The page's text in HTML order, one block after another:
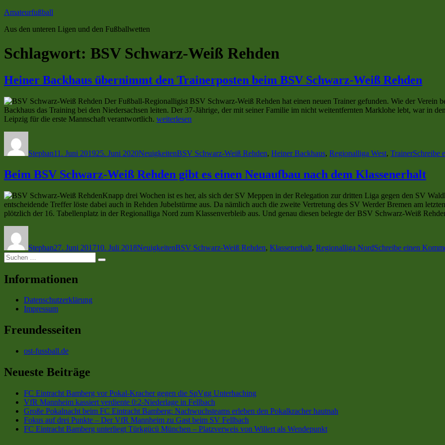
Zum
springen
Amateurfußball
Aus den unteren Ligen und den Fußballwetten
Schlagwort: BSV Schwarz-Weiß Rehden
Heiner Backhaus übernimmt den Trainerposten beim BSV Schwarz-Weiß Rehden
Der Fußball-Regionalligist BSV Schwarz-Weiß Rehden hat einen neuen Trainer gefunden. Wie der Verein
Backhaus das Training bei den Niedersachsen leiten. Der 37-Jährige, der mit seiner Familie im nicht weitentfernten Marklohe lebt, war in
Leipzig für die erste Mannschaft verantwortlich. „Heiner
Trainerposten
BSV
Schwarz-
Rehden“
weiterlesen
Stephan11. Juni 201925. Juni 2020NeuigkeitenBSV Schwarz-Weiß Rehden, Heiner Backhaus, Regionalliga West, TrainerSchreibe
Beim BSV Schwarz-Weiß Rehden gibt es einen Neuaufbau nach dem Klassenerhalt
Knapp drei Wochen ist es her, als sich der SV Meppen in der Relegation zur dritten Liga gegen den SV
entscheidende Treffer löste dabei auch in Rehden Jubelstürme aus. Da nämlich auch die zweite Vertretung des SV Werder Bremen am
plötzlich der 16. Tabellenplatz in der Regionalliga Nord zum Klassenverbleib aus. Und genau diesen belegte der BSV Schwarz-Weiß
Stephan27. Juni 201710. Juli 2018NeuigkeitenBSV Schwarz-Weiß Rehden, Klassenerhalt, Regionalliga NordSchreibe einen
Suchen
nach:
Suchen
Informationen
Datenschutzerklärung
Impressum
Freundesseiten
ost-fussball.de
Neueste Beiträge
FC Eintracht Bamberg vor Pokal-Kracher gegen die SpVgg Unterhaching
VfR Mannheim kassiert verdiente 0:2-Niederlage in Fellbach
Große Pokalnacht beim FC Eintracht Bamberg: Nachwuchsteams erleben den Pokalkracher hautnah
Fokus auf drei Punkte – Der VfR Mannheim zu Gast beim SV Fellbach
FC Eintracht Bamberg unterliegt Türkgücü München – Platzverweis von Willert als Wendepunkt